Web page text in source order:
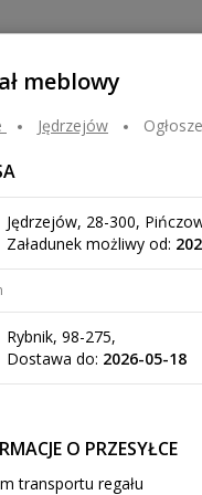
meblowy
jędrzejów
Jędrzejów, 28-300,
Załadunek możliwy od:
Rybnik, 98-275,
Dostawa do: 2026-05-18
O PRZESYŁCE
transportu regału
Rozwiń filtry
palet
500 zł